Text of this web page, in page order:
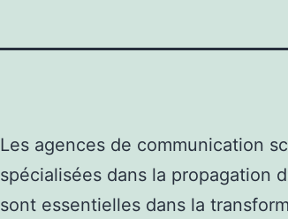
Les agences de communication
spécialisées dans la propagation
sont essentielles dans la